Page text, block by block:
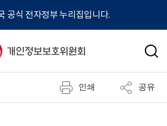
공식 전자정부 누리집입니다.
검
인쇄 공유